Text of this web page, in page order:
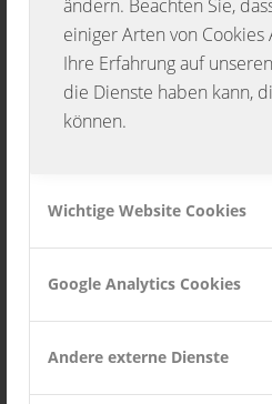
ändern. Beachten Sie,
einiger Arten von
Ihre Erfahrung auf
die Dienste haben kann,
können.
Wichtige Website Cookies
Google Analytics Cookies
Andere externe Dienste
Das Konzert findet
November 2017
Vorverkaufskarten zum
der Metzgerei Gänßle
möglich. Karten an der
Am darauf
D`Hofkapell aus
über die Mittagszeit